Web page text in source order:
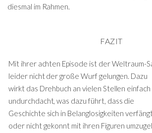
diesmal im Rahmen.
FAZIT
Mit ihrer achten Episode ist der Weltraum-
leider nicht der große Wurf gelungen. Dazu
wirkt das Drehbuch an vielen Stellen einfach
undurchdacht, was dazu führt, dass die
Geschichte sich in Belanglosigkeiten verfängt
oder nicht gekonnt mit ihren Figuren